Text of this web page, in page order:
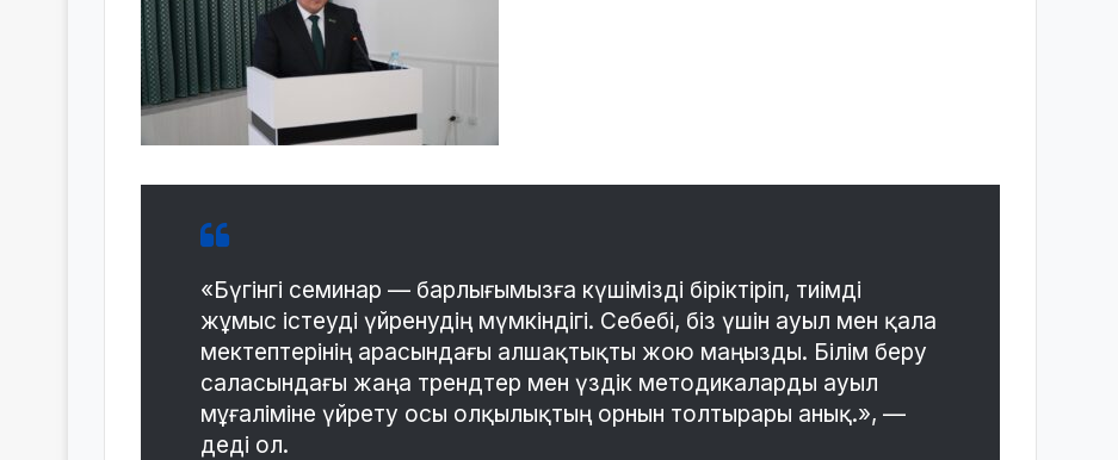
«Бүгінгі семинар — барлығымызға күшімізді біріктіріп, тиімді
жұмыс істеуді үйренудің мүмкіндігі. Себебі, біз үшін ауыл мен қала
мектептерінің арасындағы алшақтықты жою маңызды. Білім беру
саласындағы жаңа трендтер мен үздік методикаларды ауыл
мұғаліміне үйрету осы олқылықтың орнын толтырары анық.», —
деді ол.